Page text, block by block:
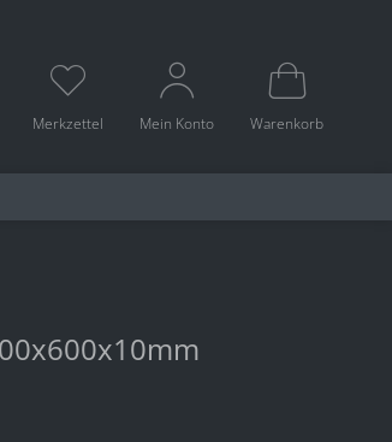
Merkzettel Mein Konto Warenkorb